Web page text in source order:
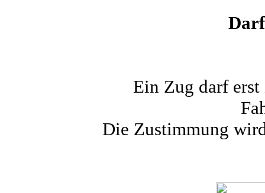
Ein Zug darf erst
Die Zustimmung